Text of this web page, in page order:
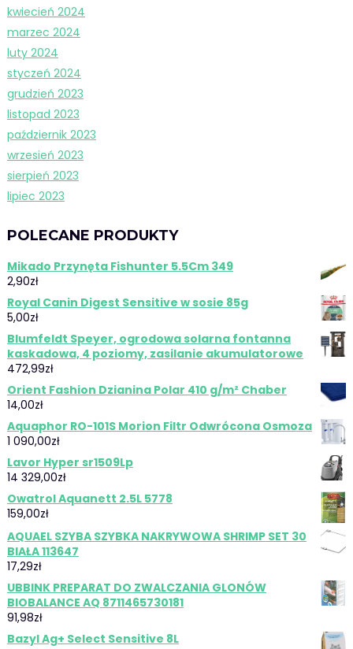
kwiecień 2024
marzec 2024
luty 2024
styczeń 2024
grudzień 2023
listopad 2023
październik 2023
wrzesień 2023
sierpień 2023
lipiec 2023
POLECANE PRODUKTY
Mikado Przynęta Fishunter 5.5Cm 349
2,90zł
Royal Canin Digest Sensitive w sosie 85g
5,00zł
Blumfeldt Speyer, ogrodowa solarna fontanna
kaskadowa, 4 poziomy, zasilanie akumulatorowe
472,99zł
Orient Fashion Dzianina Polar 410 g/m² Chaber
14,00zł
Aquaphor RO-101S Morion Filtr Odwrócona Osmoza
1 090,00zł
Lavor Hyper sr1509Lp
14 329,00zł
Owatrol Aquanett 2.5L 5778
159,00zł
AQUAEL SZYBA SZYBKA NAKRYWOWA SHRIMP SET 30
BIAŁA 113647
17,29zł
UBBINK PREPARAT DO ZWALCZANIA GLONÓW
BIOBALANCE AQ 8711465730181
91,98zł
Bazyl Ag+ Select Sensitive 8L